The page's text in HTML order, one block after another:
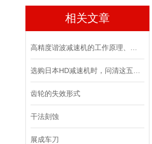
相关文章
齿轮的失效形式
干法刻蚀
展成车刀